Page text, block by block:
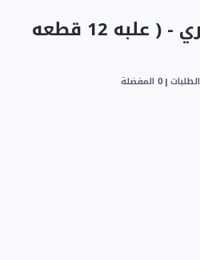
جوكير - روج سحري - ( علبه 12 قطعه
الطلبات 0 المفضلة